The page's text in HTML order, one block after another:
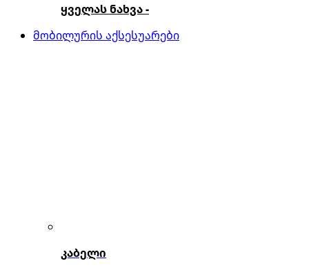
ყველას ნახვა -
მობილურის აქსესუარები
კაბელი